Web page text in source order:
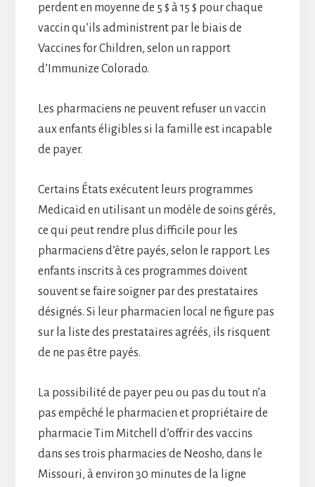
perdent en moyenne de 5 $ à 15 $ pour chaque
vaccin qu’ils administrent par le biais de
Vaccines for Children, selon un rapport
d’Immunize Colorado.
Les pharmaciens ne peuvent refuser un vaccin
aux enfants éligibles si la famille est incapable
de payer.
Certains États exécutent leurs programmes
Medicaid en utilisant un modèle de soins gérés,
ce qui peut rendre plus difficile pour les
pharmaciens d’être payés, selon le rapport. Les
enfants inscrits à ces programmes doivent
souvent se faire soigner par des prestataires
désignés. Si leur pharmacien local ne figure pas
sur la liste des prestataires agréés, ils risquent
de ne pas être payés.
La possibilité de payer peu ou pas du tout n’a
pas empêché le pharmacien et propriétaire de
pharmacie Tim Mitchell d’offrir des vaccins
dans ses trois pharmacies de Neosho, dans le
Missouri, à environ 30 minutes de la ligne